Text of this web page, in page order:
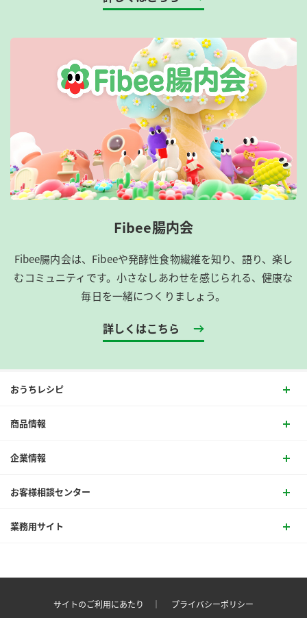
Fibee腸内会
Fibee腸内会は、​Fibeeや発酵性食物繊維を知り、語り、楽し
むコミュニティです。​小さなしあわせを感じられる、健康な
毎日を一緒につくりましょう。
詳しくはこちら
おうちレシピ
商品情報
企業情報
お客様相談センター
業務用サイト
サイトのご利用にあたり ｜
プライバシーポリシー